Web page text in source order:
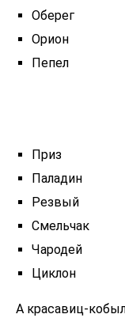
Оберег
Орион
Пепел
Приз
Паладин
Резвый
Смельчак
Чародей
Циклон
А красавиц-